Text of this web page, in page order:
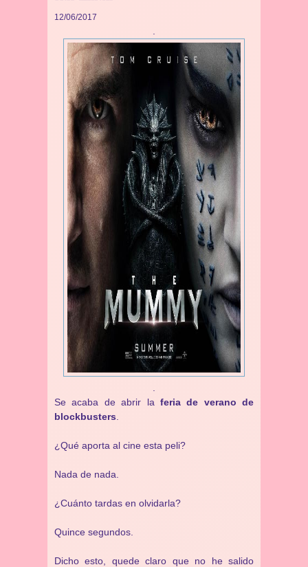
12/06/2017
Se acaba de abrir la feria de verano de
blockbusters
¿Qué aporta al cine esta peli?
Nada de nada.
¿Cuánto tardas en olvidarla?
Quince segundos.
Dicho esto, quede claro que no he salido